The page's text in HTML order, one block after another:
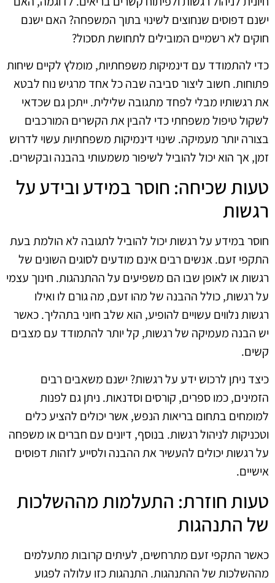
ישנם דפוסים שנחוצים לשינוי בתוך המשפחה? האם ישנם
חוקים לא רשמיים המובילים לתחושת תסכול?
כדי להתמודד עם דינמיקות משפחתיות, מומלץ לקיים שיחות
פתוחות. חשוב ליצור סביבה שבה כל אחד מרגיש נוח לבטא
את רגשותיו מבלי לפחד מתגובה שלילית. ייתכן גם שכדאי
לשקול טיפול משפחתי כדי להבין את הקשרים המורכבים
בצורה יותר מעמיקה. שינוי דינמיקות משפחתיות עשוי לדרוש
זמן, אך הוא יכול להוביל לשיפור משמעותי בהבנה ובקשרים.
טעות שכיחה: חוסר במידע ובידע על
רגשות
חוסר במידע על רגשות יכול להוביל לתגובה לא הולמת בעת
התקפי זעם. אנשים רבים אינם מודעים לסוגים השונים של
רגשות או לאופן שבו הם משפיעים על ההתנהגות. חינוך עצמי
על רגשות, כולל ההבנה של מהו זעם, מה גורם לו ואילו
רגשות נלווים עשויים להופיע, הוא שלב חיוני בתהליך. כאשר
יש הבנה מעמיקה של רגשות, קל יותר להתמודד עם מצבים
קשים.
כיצד ניתן לרכוש ידע על רגשות? ישנם משאבים רבים
הזמינים, כמו ספרים, קורסים וסדנאות. ניתן גם לפנות
למומחים בתחום בריאות הנפש, אשר יכולים להציע כלים
וטכניקות לניהול רגשות. בנוסף, דיונים עם חברים או משפחה
על רגשות יכולים להעשיר את ההבנה ולסייע לזהות דפוסים
אישיים.
טעות חוזרת: התעלמות מההשלכות
של התנהגות
כאשר התקפי זעם מתרחשים, לעיתים קרובות מתעלמים
מההשלכות של ההתנהגות. התנהגות כזו עלולה לפגוע